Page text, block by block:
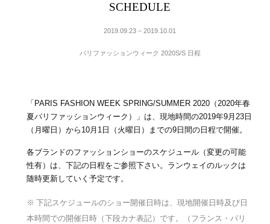
SCHEDULE
2019.09.23 – 2019.10.01
パリファッションウィーク 2020S/S 日程
「PARIS FASHION WEEK SPRING/SUMMER 2020（2020年春
夏パリファッションウィーク）」は、現地時間の2019年9月23日
（月曜日）から10月1日（火曜日）までの9日間の日程で開催。
各ブランドのファッションショーのスケジュール（変更の可能
性有）は、下記の日程をご参照下さい。ランウェイのルックは
随時更新していく予定です。
※ 下記スケジュールのショー開催日時は、現地開催日時及び日
本時間での開催日時（下段カナ表記）です。（フランス・パリ